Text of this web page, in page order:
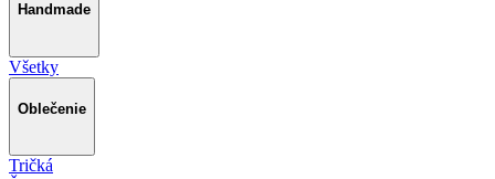
Handmade
Všetky
Oblečenie
Tričká